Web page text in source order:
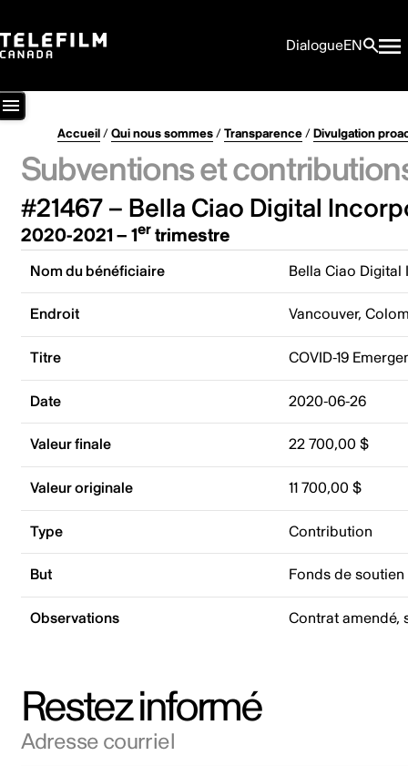
DialogueEN
Accueil/Qui nous sommes/Transparence/Divulgation
Subventions et
#21467 – Bella Ciao Digital
2020-2021 – 1ertrimestre
Nom du bénéficiaire Bella Ciao
Endroit Vancouver,
Titre COVID-19
Date 2020-06-26
Valeur finale 22 700,00 $
Valeur originale 11 700,00 $
Type Contribution
But Fonds de soutien
Observations Contrat amendé,
Restez informé